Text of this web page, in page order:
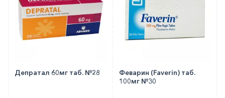
Депратал 60мг таб. №28
Феварин (Faverin) таб.
100мг №30